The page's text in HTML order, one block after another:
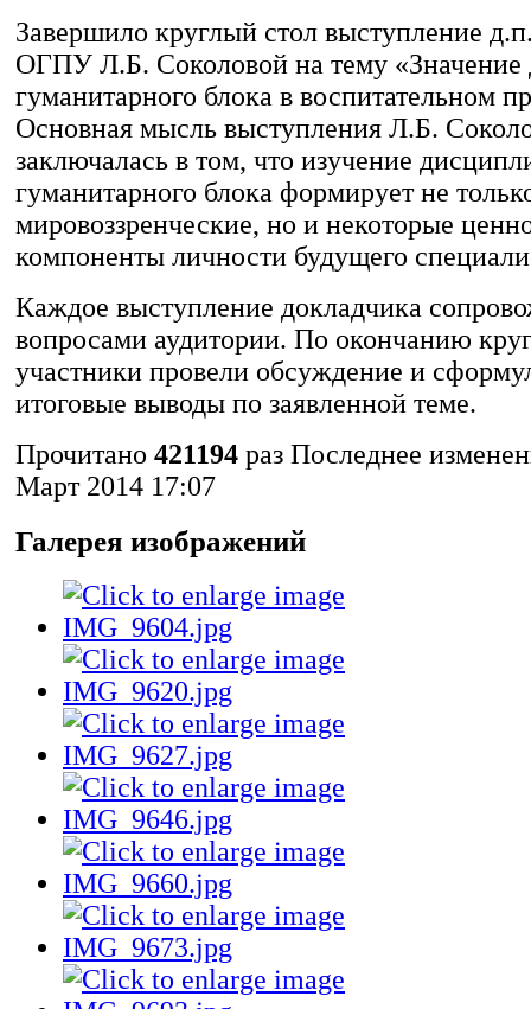
Завершило круглый стол выступление
ОГПУ Л.Б. Соколовой на тему «Значение
гуманитарного блока в воспитательном
Основная мысль выступления Л.Б.
заключалась в том, что изучение
гуманитарного блока формирует не
мировоззренческие, но и некоторые
компоненты личности будущего
Каждое выступление докладчика
вопросами аудитории. По окончанию
участники провели обсуждение и
итоговые выводы по заявленной теме.
Прочитано 421194 раз Последнее
Март 2014 17:07
Галерея изображений